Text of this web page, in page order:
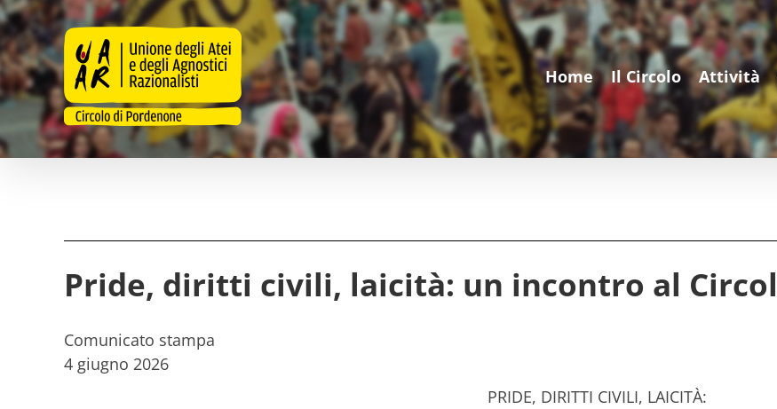
Salta
al
contenuto
Home Il Circolo Attività
Pride, diritti civili, laicità: un incontro al
Comunicato stampa
4 giugno 2026
PRIDE, DIRITTI CIVILI, LAICITÀ: